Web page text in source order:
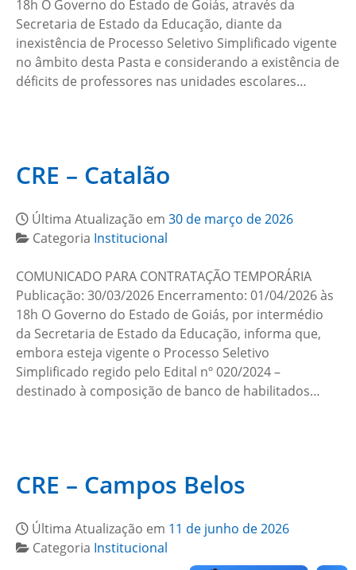
18h O Governo do Estado de Goiás, através da
Secretaria de Estado da Educação, diante da
inexistência de Processo Seletivo Simplificado vigente
no âmbito desta Pasta e considerando a existência de
déficits de professores nas unidades escolares…
CRE – Catalão
Última Atualização em 30 de março de 2026
Categoria Institucional
COMUNICADO PARA CONTRATAÇÃO TEMPORÁRIA
Publicação: 30/03/2026 Encerramento: 01/04/2026 às
18h O Governo do Estado de Goiás, por intermédio
da Secretaria de Estado da Educação, informa que,
embora esteja vigente o Processo Seletivo
Simplificado regido pelo Edital nº 020/2024 –
destinado à composição de banco de habilitados…
CRE – Campos Belos
Última Atualização em 11 de junho de 2026
Categoria Institucional